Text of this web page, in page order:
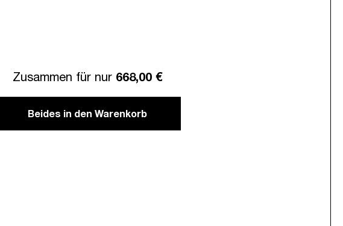
Zusammen für nur 668,00 €
Beides in den Warenkorb